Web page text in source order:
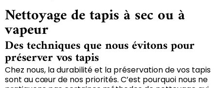
Nettoyage de tapis à sec ou à
vapeur
Des techniques que nous évitons pour
préserver vos tapis
Chez nous, la durabilité et la préservation de vos tapis
sont au cœur de nos priorités. C’est pourquoi nous ne